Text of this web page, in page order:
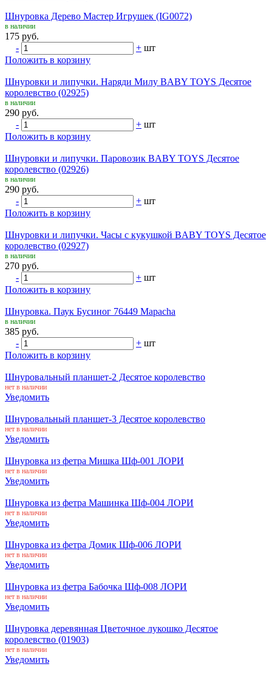
Шнуровка Дерево Мастер Игрушек (IG0072)
в наличии
175 руб.
-
+ шт
Положить в корзину
Шнуровки и липучки. Наряди Милу BABY TOYS Десятое
королевство (02925)
в наличии
290 руб.
-
+ шт
Положить в корзину
Шнуровки и липучки. Паровозик BABY TOYS Десятое
королевство (02926)
в наличии
290 руб.
-
+ шт
Положить в корзину
Шнуровки и липучки. Часы с кукушкой BABY TOYS Десятое
королевство (02927)
в наличии
270 руб.
-
+ шт
Положить в корзину
Шнуровка. Паук Бусиног 76449 Mapacha
в наличии
385 руб.
-
+ шт
Положить в корзину
Шнуровальный планшет-2 Десятое королевство
нет в наличии
Уведомить
Шнуровальный планшет-3 Десятое королевство
нет в наличии
Уведомить
Шнуровка из фетра Мишка Шф-001 ЛОРИ
нет в наличии
Уведомить
Шнуровка из фетра Машинка Шф-004 ЛОРИ
нет в наличии
Уведомить
Шнуровка из фетра Домик Шф-006 ЛОРИ
нет в наличии
Уведомить
Шнуровка из фетра Бабочка Шф-008 ЛОРИ
нет в наличии
Уведомить
Шнуровка деревянная Цветочное лукошко Десятое
королевство (01903)
нет в наличии
Уведомить